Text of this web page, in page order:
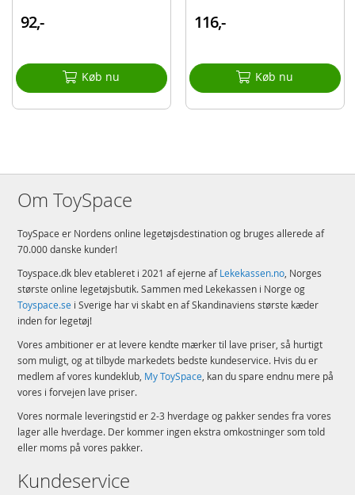
92,-
Køb nu
116,-
Køb nu
Om ToySpace
ToySpace er Nordens online legetøjsdestination og bruges allerede af
70.000 danske kunder!
Toyspace.dk blev etableret i 2021 af ejerne afLekekassen.no, Norges
største online legetøjsbutik. Sammen med Lekekassen i Norge og
Toyspace.se i Sverige har vi skabt en af Skandinaviens største kæder
inden for legetøj!
Vores ambitioner er at levere kendte mærker til lave priser, så hurtigt
som muligt, og at tilbyde markedets bedste kundeservice. Hvis du er
medlem af vores kundeklub, My ToySpace, kan du spare endnu mere på
vores i forvejen lave priser.
Vores normale leveringstid er 2-3 hverdage og pakker sendes fra vores
lager alle hverdage. Der kommer ingen ekstra omkostninger som told
eller moms på vores pakker.
Kundeservice